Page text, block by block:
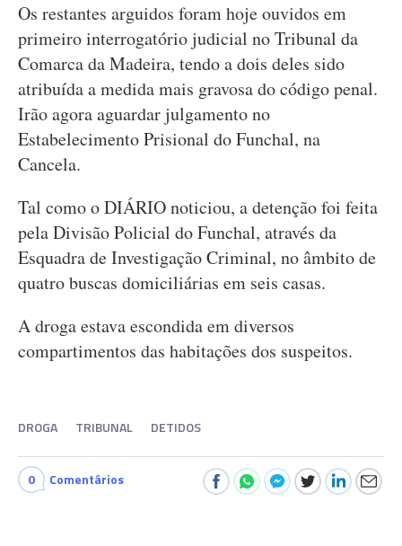
Os restantes arguidos foram hoje ouvidos em
primeiro interrogatório judicial no Tribunal da
Comarca da Madeira, tendo a dois deles sido
atribuída a medida mais gravosa do código penal.
Irão agora aguardar julgamento no
Estabelecimento Prisional do Funchal, na
Cancela.
Tal como o DIÁRIO noticiou, a detenção foi feita
pela Divisão Policial do Funchal, através da
Esquadra de Investigação Criminal, no âmbito de
quatro buscas domiciliárias em seis casas.
A droga estava escondida em diversos
compartimentos das habitações dos suspeitos.
DROGA TRIBUNAL DETIDOS
0 Comentários